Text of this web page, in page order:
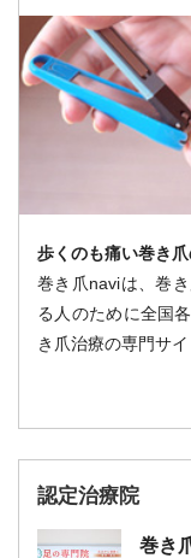
歩くのも痛い巻き爪
巻き爪naviは、巻
る人のために全国
き爪治療の専門サイ
認定治療院
巻き